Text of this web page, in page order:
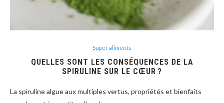
Super aliments
QUELLES SONT LES CONSÉQUENCES DE LA
SPIRULINE SUR LE CŒUR ?
La spiruline algue aux multiples vertus, propriétés et bienfaits